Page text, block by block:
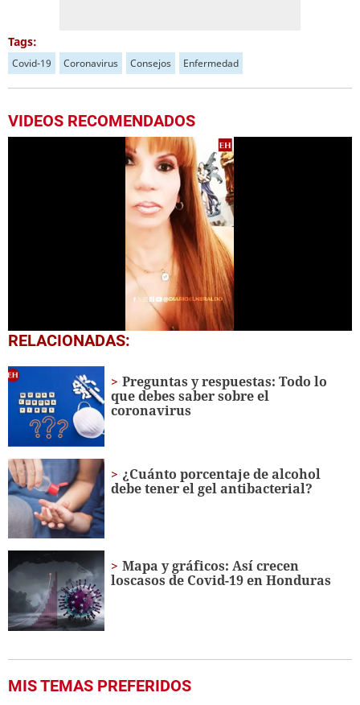
Tags:
Covid-19 Coronavirus Consejos Enfermedad
VIDEOS RECOMENDADOS
0
seconds
2
17
seconds
RELACIONADAS:
Preguntas y respuestas: Todo lo
que debes saber sobre el
coronavirus
¿Cuánto porcentaje de alcohol
debe tener el gel antibacterial?
Mapa y gráficos: Así crecen
loscasos de Covid-19 en Honduras
MIS TEMAS PREFERIDOS